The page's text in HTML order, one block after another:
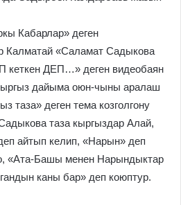
Кабарлар» деген
«Саламат Садыкова
ДЕП…» деген видеобаян
дайыма оюн-чыны аралаш
таза» деген тема козголгону
таза кыргыздар Алай,
айтып келип, «Нарын» деп
«Ата-Башы менен Нарындыктар
каны бар» деп коюптур.